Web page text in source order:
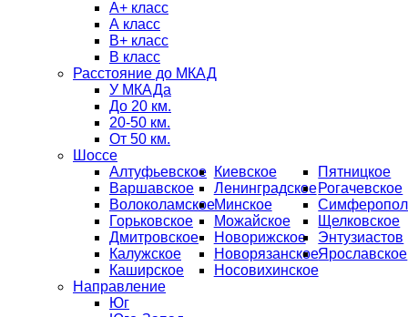
А+ класс
А класс
B+ класс
В класс
Расстояние до МКАД
У МКАДа
До 20 км.
20-50 км.
От 50 км.
Шоссе
Алтуфьевское
Варшавское
Волоколамское
Горьковское
Дмитровское
Калужское
Каширское
Киевское
Ленинградское
Минское
Можайское
Новорижское
Новорязанское
Носовихинское
Пятницкое
Рогачевское
Щелковское
Энтузиастов
Ярославское
Направление
Юг